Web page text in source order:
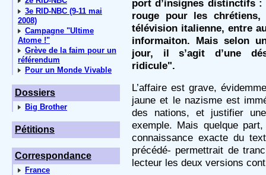
3e RID-NBC (9-11 mai
2008)
Campagne "Ultime
Atome !"
Grève de la faim pour un
référendum
Pour un Monde Vivable
Dossiers
Big Brother
Pétitions
Correspondance
France
port d’insignes distinctifs
rouge pour les
télévision italienne, entre
informaiton. Mais selon
jour, il s’agit d’une
ridicule".
L’affaire est grave,
jaune et le nazisme est
des nations, et justifier
exemple. Mais quelque
connaissance exacte du
précédé- permettrait de
lecteur les deux versions